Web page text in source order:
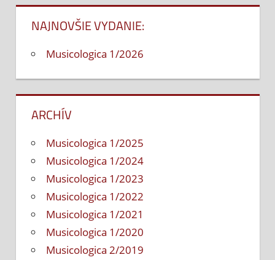
NAJNOVŠIE VYDANIE:
Musicologica 1/2026
ARCHÍV
Musicologica 1/2025
Musicologica 1/2024
Musicologica 1/2023
Musicologica 1/2022
Musicologica 1/2021
Musicologica 1/2020
Musicologica 2/2019